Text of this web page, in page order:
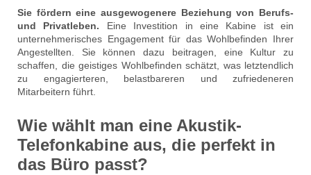
Sie fördern eine ausgewogenere Beziehung von Berufs-
und Privatleben. Eine Investition in eine Kabine ist ein
unternehmerisches Engagement für das Wohlbefinden Ihrer
Angestellten. Sie können dazu beitragen, eine Kultur zu
schaffen, die geistiges Wohlbefinden schätzt, was letztendlich
zu engagierteren, belastbareren und zufriedeneren
Mitarbeitern führt.
Wie wählt man eine Akustik-
Telefonkabine aus, die perfekt in
das Büro passt?